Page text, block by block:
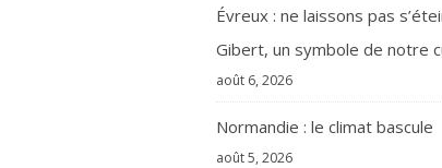
Évreux : ne laissons pas
Gibert, un symbole de notre
août 6, 2026
Normandie : le climat bascule
août 5, 2026